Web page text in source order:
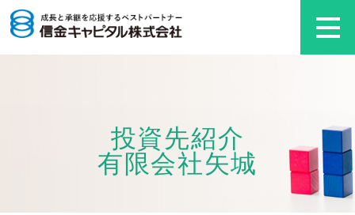
投資先紹介
有限会社矢城